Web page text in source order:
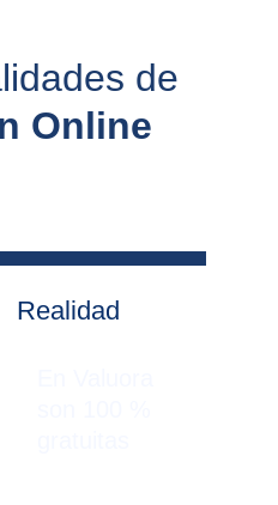
de
Online
Realidad